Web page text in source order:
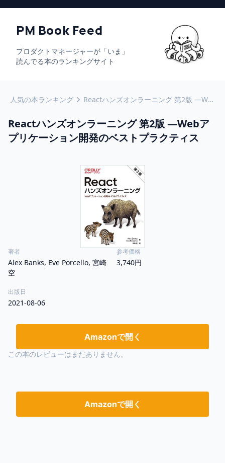
PM Book Feed
プロダクトマネージャーが「いま」
読んでる本のランキングサイト
人気の本ランキング Reactハンズオンラーニング 第2版 ―Webアプリケーション開発のベストプラクティス
Reactハンズオンラーニング 第2版 ―Webア
プリケーション開発のベストプラクティス
著者
Alex Banks, Eve Porcello, 宮崎
空
参考価格
3,740円
出版日
2021-08-06
Amazonで開く
この本のレビューはまだありません。
Amazonで開く